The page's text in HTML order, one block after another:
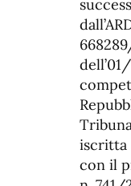
iscritta
con il